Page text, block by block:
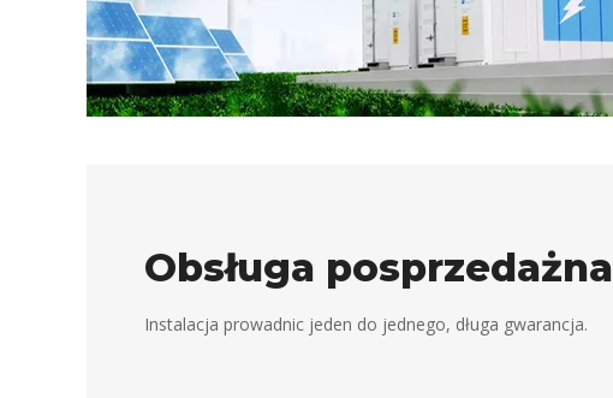
Obsługa posprzedażna
Instalacja prowadnic jeden do jednego, długa gwarancja.